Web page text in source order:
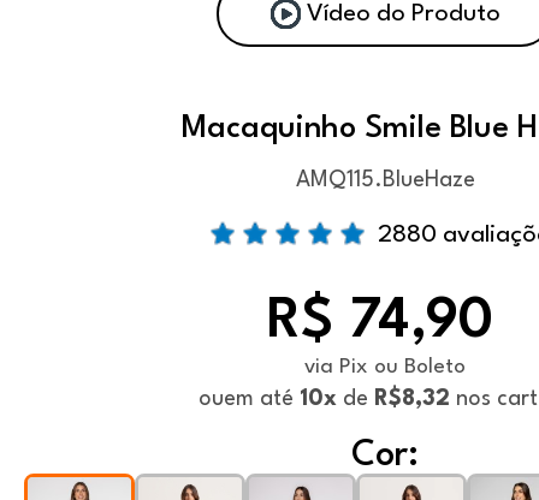
Vídeo do Produto
Macaquinho Smile Blue
AMQ115.BlueHaze
2880
R$ 74,90
via Pix ou Boleto
ouem até 10xde R$8,32 nos
Cor: